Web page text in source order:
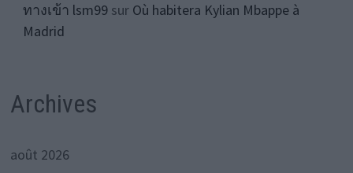
ทางเข้า lsm99sur Où habitera Kylian Mbappe à
Madrid
Archives
août 2026